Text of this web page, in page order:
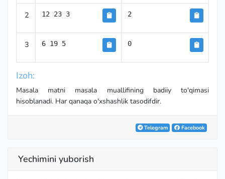
2 12 23 3 2
3 6 19 5 0
Izoh:
Masala matni masala muallifining badiiy to'qimasi
hisoblanadi. Har qanaqa o'xshashlik tasodifdir.
Telegram Facebook
Yechimini yuborish